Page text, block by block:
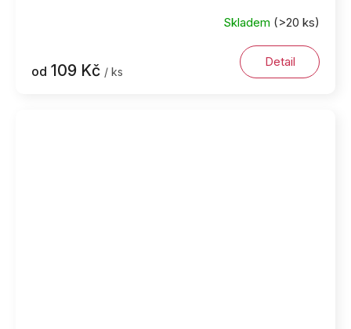
Skladem (>20 ks)
od 109 Kč / ks
Detail